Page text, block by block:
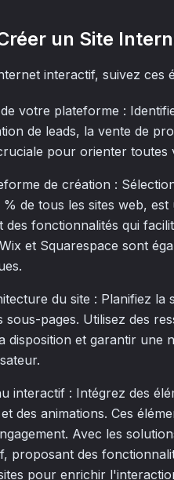
un Site
interactif, suivez ces
votre plateforme :
de leads, la vente de
pour orienter toutes
de création :
de tous les sites web, est
des fonctionnalités qui
et Squarespace sont
du site : Planifiez la
sous-pages. Utilisez des
disposition et garantir une
interactif : Intégrez des
des animations. Ces
Avec les
proposant des
pour enrichir